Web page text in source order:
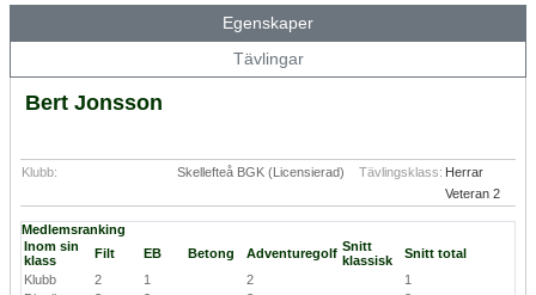
Egenskaper
Tävlingar
Bert Jonsson
Klubb: Skellefteå BGK (Licensierad) Tävlingsklass: Herrar
Veteran 2
Medlemsranking
Inom sin
klass
Filt EB Betong Adventuregolf Snitt
klassisk
Snitt total
Klubb
2 1 2
1